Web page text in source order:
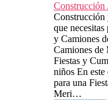
Construcción
que
y Camiones
Camiones de
Fiestas y
niños En este
para una
Meri…